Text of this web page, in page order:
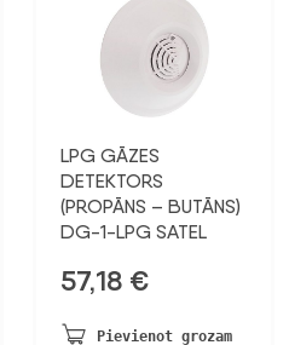
LPG GĀZES
DETEKTORS
(PROPĀNS – BUTĀNS)
DG-1-LPG SATEL
57,18 €
Pievienot grozam